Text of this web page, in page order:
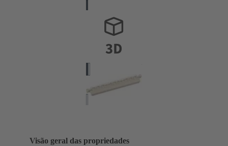
Visão geral das propriedades